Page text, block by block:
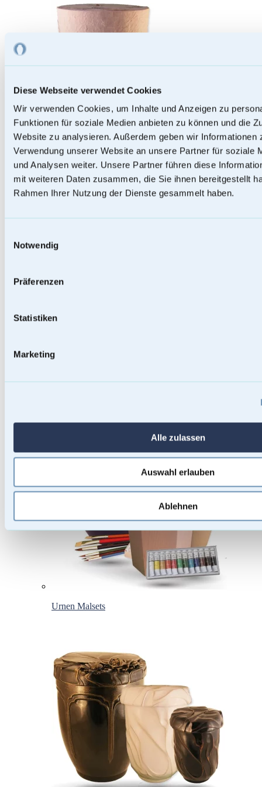
Diese Webseite verwendet Cookies
Wir verwenden Cookies, um Inhalte und Anzeigen zu
Funktionen für soziale Medien anbieten zu können und die
Website zu analysieren. Außerdem geben wir Informationen
Verwendung unserer Website an unsere Partner für soziale
und Analysen weiter. Unsere Partner führen diese
mit weiteren Daten zusammen, die Sie ihnen bereitgestellt
Rahmen Ihrer Nutzung der Dienste gesammelt haben.
Notwendig
Präferenzen
Statistiken
Marketing
Alle zulassen
Auswahl erlauben
Ablehnen
Papierurnen
Urnen Malsets